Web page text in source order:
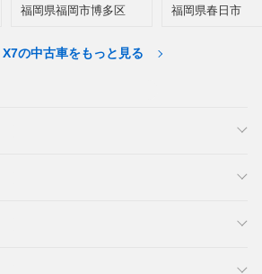
福岡県福岡市博多区 福岡県春日市
X7の中古車をもっと見る